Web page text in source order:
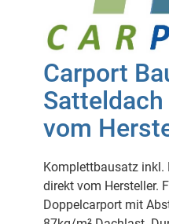
Carport
vom
Komplettbausatz inkl.
direkt vom Hersteller.
Doppelcarport mit